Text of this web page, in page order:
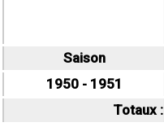
Saison
1950 - 1951
Totaux :